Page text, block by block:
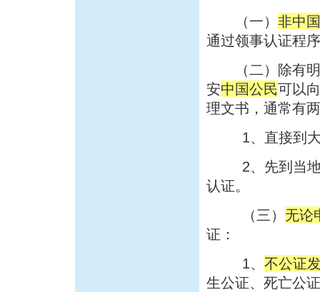
（一） 非中国
通过领事认证程
（二）除有明
安中国公民可以
理文书，通常有
1、直接到大
2、先到当地
认证。
（三） 无论
证：
1、 不公证
生公证、死亡公